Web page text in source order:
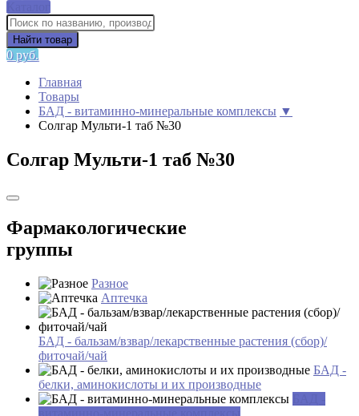
Найти товар
0 руб.
Главная
Товары
БАД - витаминно-минеральные комплексы ▼
Солгар Мульти-1 таб №30
Солгар Мульти-1 таб №30
Фармакологические
группы
Разное
Аптечка
БАД - бальзам/взвар/лекарственные растения (сбор)/
фиточай/чай
БАД -
белки, аминокислоты и их производные